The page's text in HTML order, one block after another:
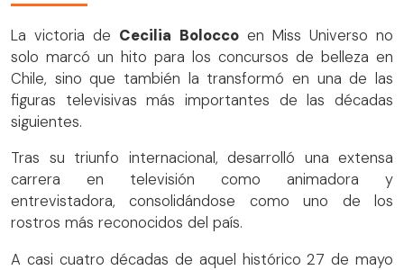
La victoria de Cecilia Boloccoen Miss Universo no
solo marcó un hito para los concursos de belleza en
Chile, sino que también la transformó en una de las
figuras televisivas más importantes de las décadas
siguientes.
Tras su triunfo internacional, desarrolló una extensa
carrera en televisión como animadora y
entrevistadora, consolidándose como uno de los
rostros más reconocidos del país.
A casi cuatro décadas de aquel histórico 27 de mayo